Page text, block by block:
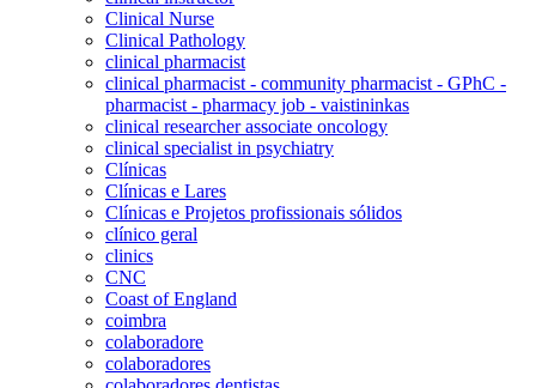
Clinical Nurse
Clinical Pathology
clinical pharmacist
clinical pharmacist - community pharmacist - GPhC -
pharmacist - pharmacy job - vaistininkas
clinical researcher associate oncology
clinical specialist in psychiatry
Clínicas
Clínicas e Lares
Clínicas e Projetos profissionais sólidos
clínico geral
clinics
CNC
Coast of England
coimbra
colaboradore
colaboradores